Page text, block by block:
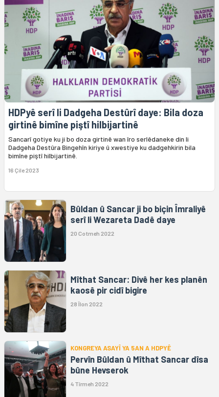
HDPyê serî li Dadgeha Destûrî daye: Bila doza
girtinê bimîne piştî hilbijartinê
Sancarî gotiye ku ji bo doza girtinê wan îro serlêdaneke din li
Dadgeha Destûra Bingehîn kiriye û xwestiye ku dadgehkirin bila
bimîne piştî hilbijartinê.
16 Çile 2023
Bûldan û Sancar ji bo biçin Îmraliyê
serî li Wezareta Dadê daye
20 Cotmeh 2022
Mîthat Sancar: Divê her kes planên
kaosê pir cidî bigire
28 Îlon 2022
KONGREYA ASAYÎ YA 5AN A HDPYÊ
Pervîn Bûldan û Mîthat Sancar dîsa
bûne Hevserok
4 Tîrmeh 2022